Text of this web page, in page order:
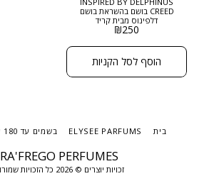
CREED בושם בהשראת בושם
דלפינוס מבית קריד
DOLPHIN הוא בושם עשיר,
תווים מתובלים, פרחוניים
ובסיס עמוק וחושני ניחוח
שנוכחותו מורגשת ומככבת
בכל חדר. גודל: 50 מ"ל בריכוז :
₪250
הוסף לסל הקניות
RA'FREGO PERFUMES
זכויות יוצרים © 2026 כל הזכויות שמורות
בית ELYSEE PARFUMS בשמים עד 180 שח